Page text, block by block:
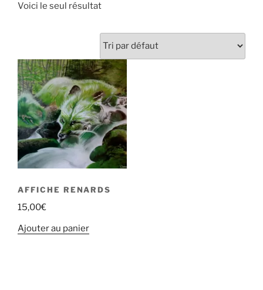
Voici le seul résultat
AFFICHE RENARDS
15,00€
Ajouter au panier